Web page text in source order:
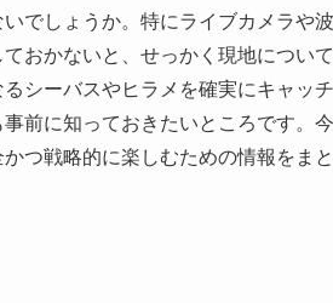
でしょうか。特にライブカメラや波
おかないと、せっかく現地について
シーバスやヒラメを確実にキャッチ
前に知っておきたいところです。今
つ戦略的に楽しむための情報をまと